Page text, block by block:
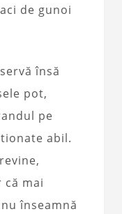
de gunoi
însă
pot,
pe
abil.
că mai
înseamnă